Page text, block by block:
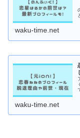
waku-time.net
waku-time.net